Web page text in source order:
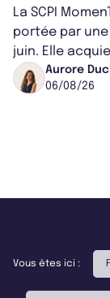
La SCPI
portée par
juin. Elle
Worcester,
Aurore
06/08/26
Vous êtes ici :